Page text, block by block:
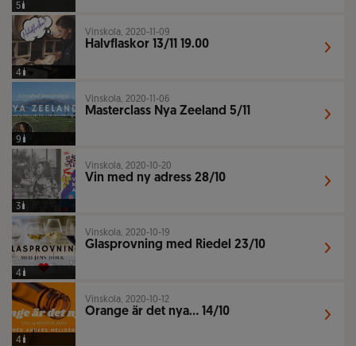
5
4
Vinskola, 2020-11-09
Halvflaskor 13/11 19.00
9
Vinskola, 2020-11-06
Masterclass Nya Zeeland 5/11
3
Vinskola, 2020-10-20
Vin med ny adress 28/10
4
Vinskola, 2020-10-19
Glasprovning med Riedel 23/10
4
Vinskola, 2020-10-12
Orange är det nya... 14/10